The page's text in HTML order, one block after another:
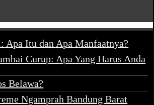
Apa Itu dan Apa Manfaatnya?
Curup: Apa Yang Harus Anda
Belawa?
Ngamprah Bandung Barat